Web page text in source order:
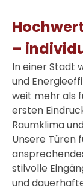
–
In einer Stadt
und
weit mehr als
ersten
Raumklima
Unsere Türen
stilvolle
und